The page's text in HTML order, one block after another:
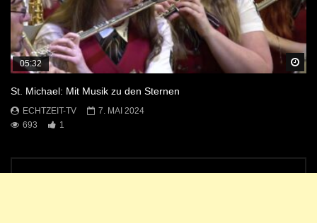
05:32
St. Michael: Mit Musik zu den Sternen
ECHTZEIT-TV
7. MAI 2024
693
1